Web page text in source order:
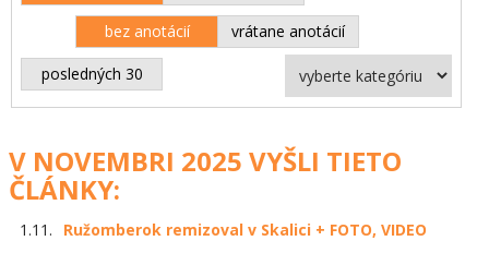
bez anotácií vrátane anotácií
posledných 30
V NOVEMBRI 2025 VYŠLI TIETO
ČLÁNKY:
1.11.
Ružomberok remizoval v Skalici + FOTO, VIDEO